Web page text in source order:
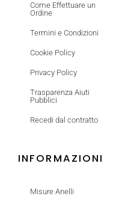
Come Effettuare un
Ordine
Termini e Condizioni
Cookie Policy
Privacy Policy
Trasparenza Aiuti
Pubblici
Recedi dal contratto
INFORMAZIONI
Misure Anelli